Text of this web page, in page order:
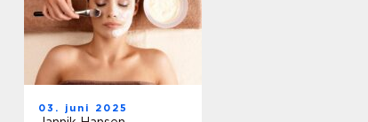
03. juni 2025